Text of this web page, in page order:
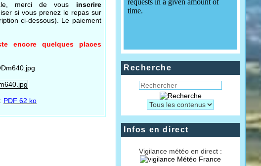
merci de vous inscrire
si vous prenez le repas sur
ci-dessous). Le paiement
encore quelques places
PDF 62 ko
Recherche
Infos en direct
Vigilance météo en direct :